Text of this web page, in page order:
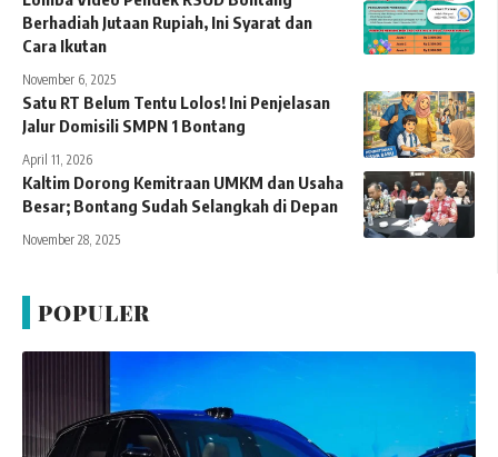
Berhadiah Jutaan Rupiah, Ini Syarat dan
Cara Ikutan
November 6, 2025
Satu RT Belum Tentu Lolos! Ini Penjelasan
Jalur Domisili SMPN 1 Bontang
April 11, 2026
Kaltim Dorong Kemitraan UMKM dan Usaha
Besar; Bontang Sudah Selangkah di Depan
November 28, 2025
POPULER